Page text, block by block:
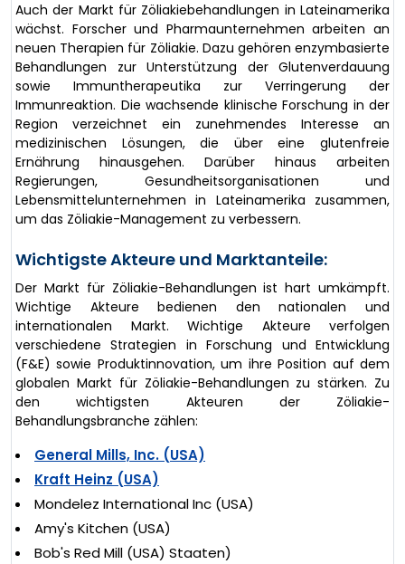
Auch der Markt für Zöliakiebehandlungen in Lateinamerika
wächst. Forscher und Pharmaunternehmen arbeiten an
neuen Therapien für Zöliakie. Dazu gehören enzymbasierte
Behandlungen zur Unterstützung der Glutenverdauung
sowie Immuntherapeutika zur Verringerung der
Immunreaktion. Die wachsende klinische Forschung in der
Region verzeichnet ein zunehmendes Interesse an
medizinischen Lösungen, die über eine glutenfreie
Ernährung hinausgehen. Darüber hinaus arbeiten
Regierungen, Gesundheitsorganisationen und
Lebensmittelunternehmen in Lateinamerika zusammen,
um das Zöliakie-Management zu verbessern.
Wichtigste Akteure und Marktanteile:
Der Markt für Zöliakie-Behandlungen ist hart umkämpft.
Wichtige Akteure bedienen den nationalen und
internationalen Markt. Wichtige Akteure verfolgen
verschiedene Strategien in Forschung und Entwicklung
(F&E) sowie Produktinnovation, um ihre Position auf dem
globalen Markt für Zöliakie-Behandlungen zu stärken. Zu
den wichtigsten Akteuren der Zöliakie-
Behandlungsbranche zählen:
General Mills, Inc. (USA)
Kraft Heinz (USA)
Mondelez International Inc (USA)
Amy's Kitchen (USA)
Bob's Red Mill (USA) Staaten)